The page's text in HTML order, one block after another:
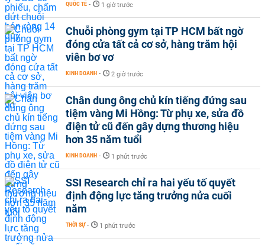
QUỐC TẾ - 1 giờ trước
Chuỗi phòng gym tại TP HCM bất ngờ
đóng cửa tất cả cơ sở, hàng trăm hội
viên bơ vơ
KINH DOANH - 2 giờ trước
Chân dung ông chủ kín tiếng đứng sau
tiệm vàng Mi Hồng: Từ phụ xe, sửa đồ
điện tử cũ đến gây dựng thương hiệu
hơn 35 năm tuổi
KINH DOANH - 1 phút trước
SSI Research chỉ ra hai yếu tố quyết
định động lực tăng trưởng nửa cuối
năm
THỜI SỰ - 1 phút trước